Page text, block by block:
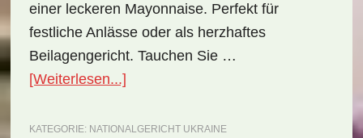
einer leckeren Mayonnaise. Perfekt für
festliche Anlässe oder als herzhaftes
Beilagengericht. Tauchen Sie …
[Weiterlesen...]ÜberNationalgericht
Salat
KATEGORIE: NATIONALGERICHT UKRAINE